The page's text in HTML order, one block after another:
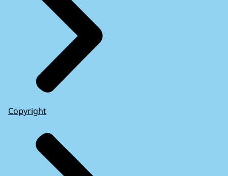
Copyright